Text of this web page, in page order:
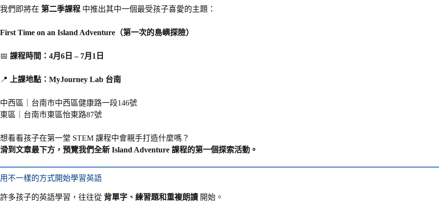
我們即將在 第二季課程 中推出其中一個最受孩子喜愛的主題：
First Time on an Island Adventure（第一次的島嶼探險）
📅 課程時間：4月6日 – 7月1日
📍 上課地點：MyJourney Lab 台南
中西區｜台南市中西區健康路一段146號
東區｜台南市東區怡東路87號
想看看孩子在第一堂 STEM 課程中會親手打造什麼嗎？
滑到文章最下方，預覽我們全新 Island Adventure 課程的第一個探索活動。
用不一樣的方式開始學習英語
許多孩子的英語學習，往往從 背單字、練習題和重複朗讀 開始。